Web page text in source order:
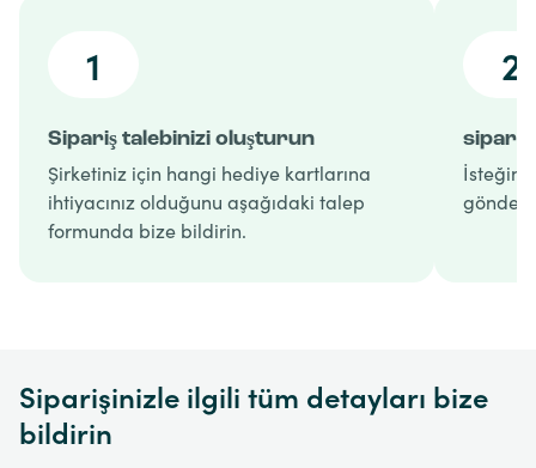
1
Sipariş talebinizi oluşturun
Şirketiniz için hangi hediye kartlarına
ihtiyacınız olduğunu aşağıdaki talep
formunda bize bildirin.
2
Siparişinizle ilgili tüm detayları bize
bildirin